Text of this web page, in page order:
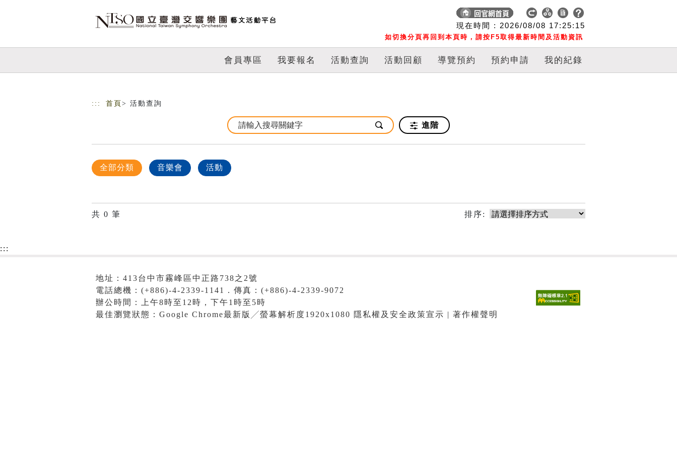
現在時間 : 2026/08/08 17:25:15
如切換分頁再回到本頁時，請按F5取得最新時間及活動資訊
會員專區 我要報名 活動查詢 活動回顧 導覽預約 預約申請 我的紀錄
::: 首頁 > 活動查詢
進階
全部分類 音樂會 活動
共 0 筆 排序:
:::
地址：413台中市霧峰區中正路738之2號
電話總機：(+886)-4-2339-1141．傳真：(+886)-4-2339-9072
辦公時間：上午8時至12時，下午1時至5時
最佳瀏覽狀態：Google Chrome最新版╱螢幕解析度1920x1080 隱私權及安全政策宣示 | 著作權聲明